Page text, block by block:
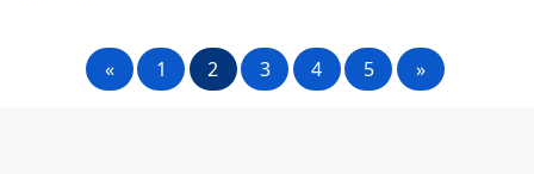
« 1 2 3 4 5 »